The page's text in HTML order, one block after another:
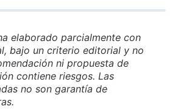
elaborado parcialmente con
bajo un criterio editorial y no
ni propuesta de
contiene riesgos. Las
no son garantía de